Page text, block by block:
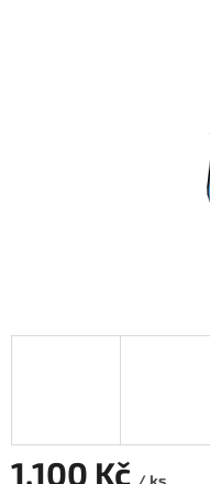
1.100 Kč